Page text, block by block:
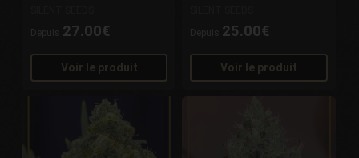
Depuis 27.00€
Voir le produit
Depuis 25.00€
Voir le produit